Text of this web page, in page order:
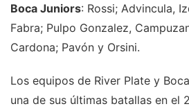
Boca Juniors: Rossi; Advincula,
Fabra; Pulpo Gonzalez,
Cardona; Pavón y Orsini.
Los equipos de River Plate y
una de sus últimas batallas en el